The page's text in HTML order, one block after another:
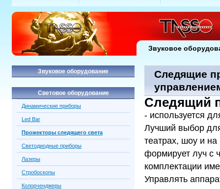
Следящие
Следящий
- используется
Лучший выбор
театрах, шоу и
формирует луч с
комплектации
Управлять
Звуковое оборудование
Световое оборудование
Динамические приборы
Led Bar
Прожекторы следящего света
Светодиодные приборы
Лазеры
Стробоскопы
Колорченджеры
Звуковое